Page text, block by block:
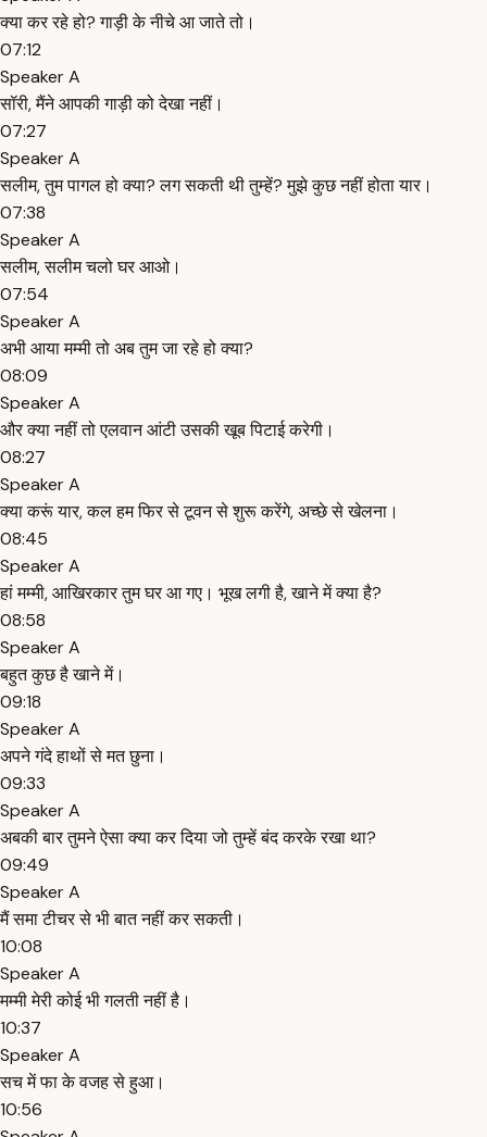
क्या कर रहे हो? गाड़ी के नीचे आ जाते तो।
07:12
Speaker A
सॉरी, मैंने आपकी गाड़ी को देखा नहीं।
07:27
Speaker A
सलीम, तुम पागल हो क्या? लग सकती थी तुम्हें? मुझे कुछ नहीं होता यार।
07:38
Speaker A
सलीम, सलीम चलो घर आओ।
07:54
Speaker A
अभी आया मम्मी तो अब तुम जा रहे हो क्या?
08:09
Speaker A
और क्या नहीं तो एलवान आंटी उसकी खूब पिटाई करेगी।
08:27
Speaker A
क्या करूं यार, कल हम फिर से टूवन से शुरू करेंगे, अच्छे से खेलना।
08:45
Speaker A
हां मम्मी, आखिरकार तुम घर आ गए। भूख लगी है, खाने में क्या है?
08:58
Speaker A
बहुत कुछ है खाने में।
09:18
Speaker A
अपने गंदे हाथों से मत छुना।
09:33
Speaker A
अबकी बार तुमने ऐसा क्या कर दिया जो तुम्हें बंद करके रखा था?
09:49
Speaker A
मैं समा टीचर से भी बात नहीं कर सकती।
10:08
Speaker A
मम्मी मेरी कोई भी गलती नहीं है।
10:37
Speaker A
सच में फा के वजह से हुआ।
10:56